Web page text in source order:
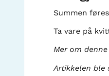
Summen
Ta vare på
Mer om
Artikkelen ble